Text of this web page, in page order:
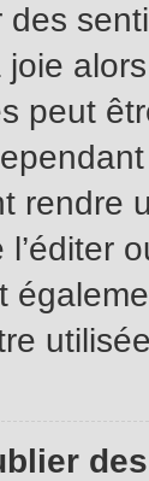
des
peut
rendre
l’éditer